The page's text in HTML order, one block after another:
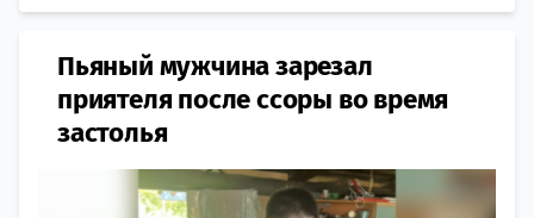
Пьяный мужчина зарезал
приятеля после ссоры во время
застолья